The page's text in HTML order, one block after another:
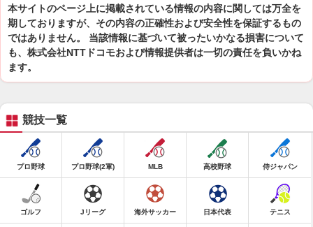
本サイトのページ上に掲載されている情報の内容に関しては万全を
期しておりますが、その内容の正確性および安全性を保証するもの
ではありません。 当該情報に基づいて被ったいかなる損害について
も、株式会社NTTドコモおよび情報提供者は一切の責任を負いかね
ます。
競技一覧
プロ野球 プロ野球(2軍) MLB 高校野球 侍ジャパン
ゴルフ Jリーグ 海外サッカー 日本代表 テニス